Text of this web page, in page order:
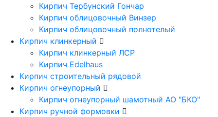
Кирпич Тербунский Гончар
Кирпич облицовочный Винзер
Кирпич облицовочный полнотелый
Кирпич клинкерный
Кирпич клинкерный ЛСР
Кирпич Edelhaus
Кирпич строительный рядовой
Кирпич огнеупорный
Кирпич огнеупорный шамотный АО "БКО"
Кирпич ручной формовки